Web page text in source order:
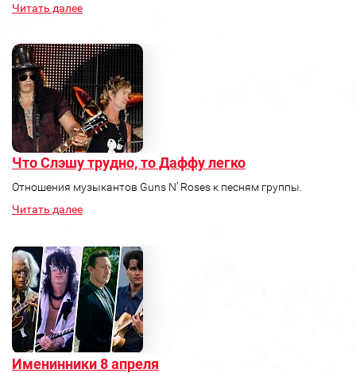
Читать далее
Что Слэшу трудно, то Даффу легко
Отношения музыкантов Guns N’ Roses к песням группы.
Читать далее
Именинники 8 апреля